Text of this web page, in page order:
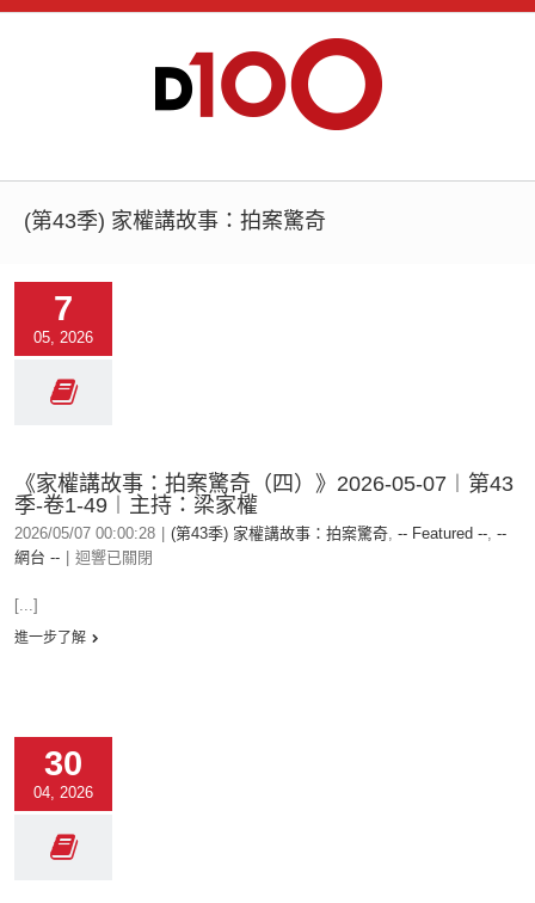
(第43季) 家權講故事：拍案驚奇
7
05, 2026
《家權講故事：拍案驚奇（四）》2026-05-07︱第43
季-卷1-49︱主持：梁家權
2026/05/07 00:00:28 (第43季) 家權講故事：拍案驚奇, -- Featured --, --
網台 --
迴響已關閉
[...]
進一步了解
30
04, 2026